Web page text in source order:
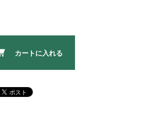
カートに入れる